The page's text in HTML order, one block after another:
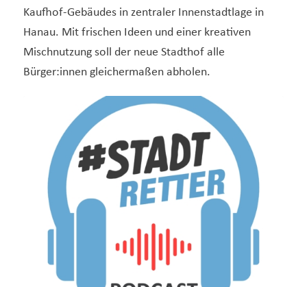
Kaufhof-Gebäudes in zentraler Innenstadtlage in
Hanau. Mit frischen Ideen und einer kreativen
Mischnutzung soll der neue Stadthof alle
Bürger:innen gleichermaßen abholen.